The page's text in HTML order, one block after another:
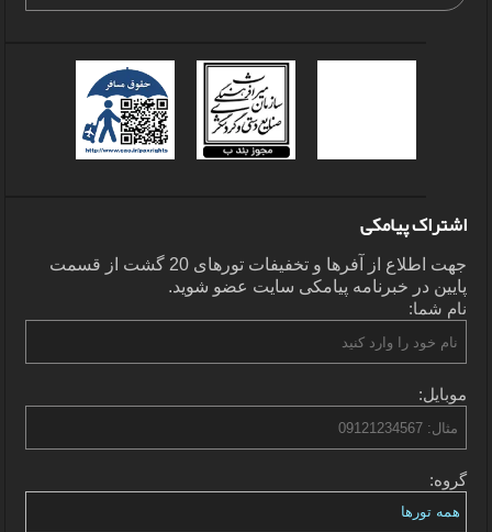
اشتراک پیامکی
جهت اطلاع از آفرها و تخفیفات تورهای 20 گشت از قسمت
پایین در خبرنامه پیامکی سایت عضو شوید.
نام شما:
موبایل:
گروه: